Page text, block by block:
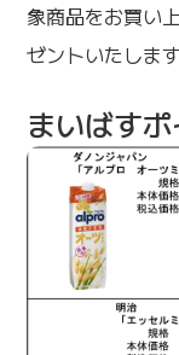
象商品をお買い
ゼントいたします
まいばす